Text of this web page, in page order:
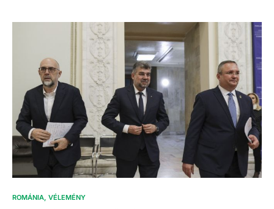
ROMÁNIA VÉLEMÉNY